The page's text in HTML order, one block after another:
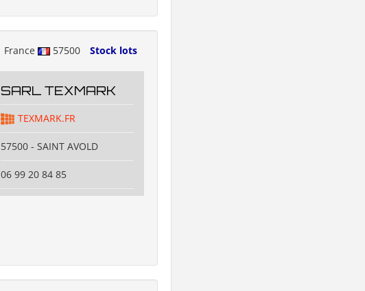
France 57500 Stock lots
SARL TEXMARK
TEXMARK.FR
57500 - SAINT AVOLD
06 99 20 84 85